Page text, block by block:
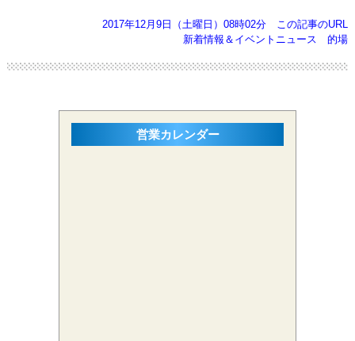
2017年12月9日（土曜日）08時02分
この記事のURL
新着情報＆イベントニュース
的場
営業カレンダー